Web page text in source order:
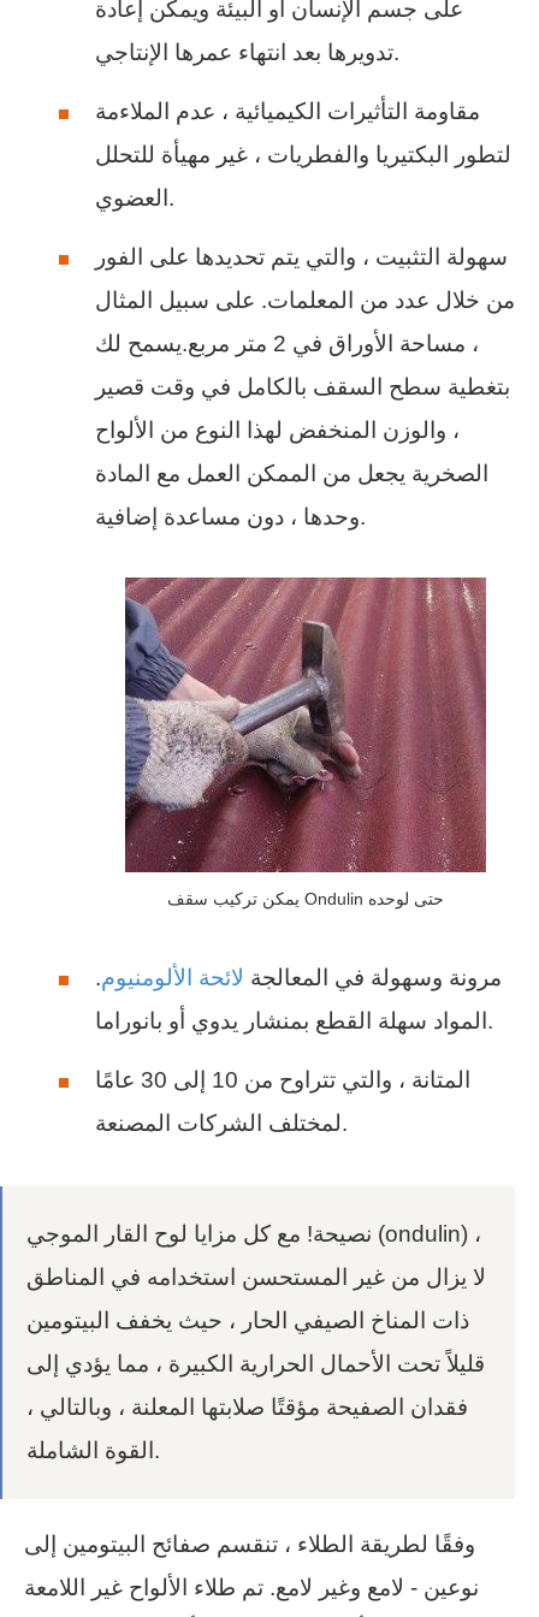
على جسم الإنسان أو البيئة ويمكن إعادة
تدويرها بعد انتهاء عمرها الإنتاجي.
مقاومة التأثيرات الكيميائية ، عدم الملاءمة
لتطور البكتيريا والفطريات ، غير مهيأة للتحلل
العضوي.
سهولة التثبيت ، والتي يتم تحديدها على الفور
من خلال عدد من المعلمات. على سبيل المثال
، مساحة الأوراق في 2 متر مربع.يسمح لك
بتغطية سطح السقف بالكامل في وقت قصير
، والوزن المنخفض لهذا النوع من الألواح
الصخرية يجعل من الممكن العمل مع المادة
وحدها ، دون مساعدة إضافية.
يمكن تركيب سقف Ondulin حتى لوحده
مرونة وسهولة في المعالجة لائحة الألومنيوم.
المواد سهلة القطع بمنشار يدوي أو بانوراما.
المتانة ، والتي تتراوح من 10 إلى 30 عامًا
لمختلف الشركات المصنعة.
نصيحة! مع كل مزايا لوح القار الموجي (ondulin) ،
لا يزال من غير المستحسن استخدامه في المناطق
ذات المناخ الصيفي الحار ، حيث يخفف البيتومين
قليلاً تحت الأحمال الحرارية الكبيرة ، مما يؤدي إلى
فقدان الصفيحة مؤقتًا صلابتها المعلنة ، وبالتالي ،
القوة الشاملة.
وفقًا لطريقة الطلاء ، تنقسم صفائح البيتومين إلى
نوعين - لامع وغير لامع. تم طلاء الألواح غير اللامعة